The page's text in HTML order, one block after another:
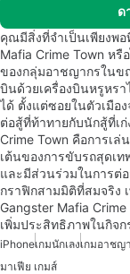
ด
คุณมีสิ่งที่จำเป็นเพียงพ
Mafia Crime Town ห
ของกลุ่มอาชญากรใน
บินด้วยเครื่องบินหรูหร
ได้ ตั้งแต่ซอยในตัวเมือ
ต่อสู้ที่ท้าทายกับนักสู้ที่เ
Crime Town คือการเ
เต้นของการขับรถสุดเ
และมีส่วนร่วมในการต่
กราฟิกสามมิติที่สมจริง
Gangster Mafia
เพิ่มประสิทธิภาพในกิจ
iPhoneเกมนักเลงเกมอาชญ
มาเฟีย เกมส์